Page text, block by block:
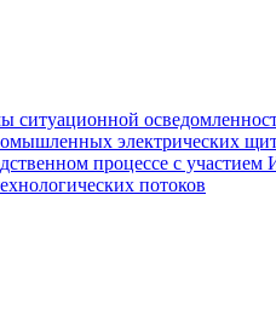
электрических
процессе с участием
потоков